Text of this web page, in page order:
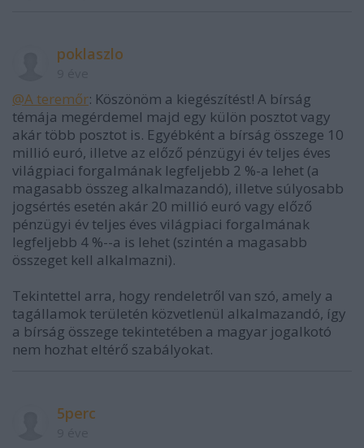
poklaszlo
@A teremőr: Köszönöm a kiegészítést! A bírság
témája megérdemel majd egy külön posztot vagy
akár több posztot is. Egyébként a bírság összege 10
millió euró, illetve az előző pénzügyi év teljes éves
világpiaci forgalmának legfeljebb 2 %-a lehet (a
magasabb összeg alkalmazandó), illetve súlyosabb
jogsértés esetén akár 20 millió euró vagy előző
pénzügyi év teljes éves világpiaci forgalmának
legfeljebb 4 %--a is lehet (szintén a magasabb
összeget kell alkalmazni).
Tekintettel arra, hogy rendeletről van szó, amely a
tagállamok területén közvetlenül alkalmazandó, így
a bírság összege tekintetében a magyar jogalkotó
nem hozhat eltérő szabályokat.
5perc